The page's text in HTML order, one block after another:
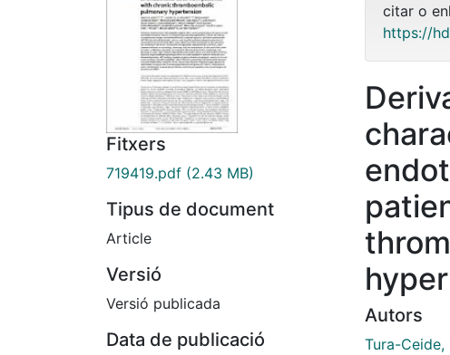
Fitxers
719419.pdf (2.43 MB)
Tipus de document
Article
Versió
Versió publicada
Data de publicació
citar o
https://
Autors
Tura-Ceide,